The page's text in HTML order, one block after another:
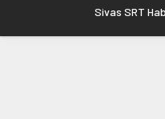
Sivas SRT